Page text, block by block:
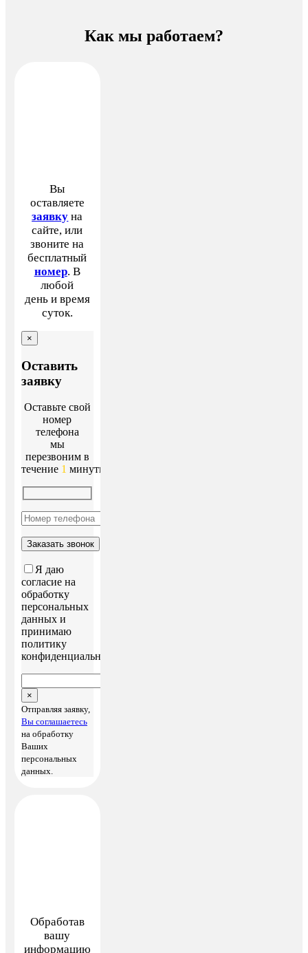
Как мы работаем?
Вы
оставляете
заявку на
сайте, или
звоните на
бесплатный
номер. В
любой
день и время
суток.
×
Оставить
заявку
Оставьте свой
номер
телефона
мы
перезвоним в
течение 1 минуты!
Я даю
согласие на
обработку
персональных
данных и
принимаю
политику
конфиденциальности
×
Отправляя заявку,
Вы соглашаетесь
на обработку
Ваших
персональных
данных.
Обработав
вашу
информацию